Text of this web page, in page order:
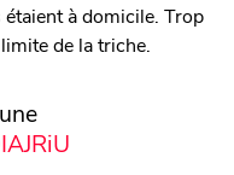
étaient à domicile. Trop
de la triche.